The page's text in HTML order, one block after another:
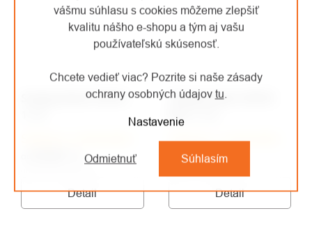
vášmu súhlasu s cookies môžeme zlepšiť
kvalitu nášho e-shopu a tým aj vašu
používateľskú skúsenosť.
Chcete vedieť viac? Pozrite si naše zásady
ochrany osobných údajov tu
Nastavenie
Odmietnuť Súhlasím
Singing Rock STATIC
Detail
Singing Rock STATIC
R44 11.0
Skladom u dodávateľa
€2,56/ ks
Detail